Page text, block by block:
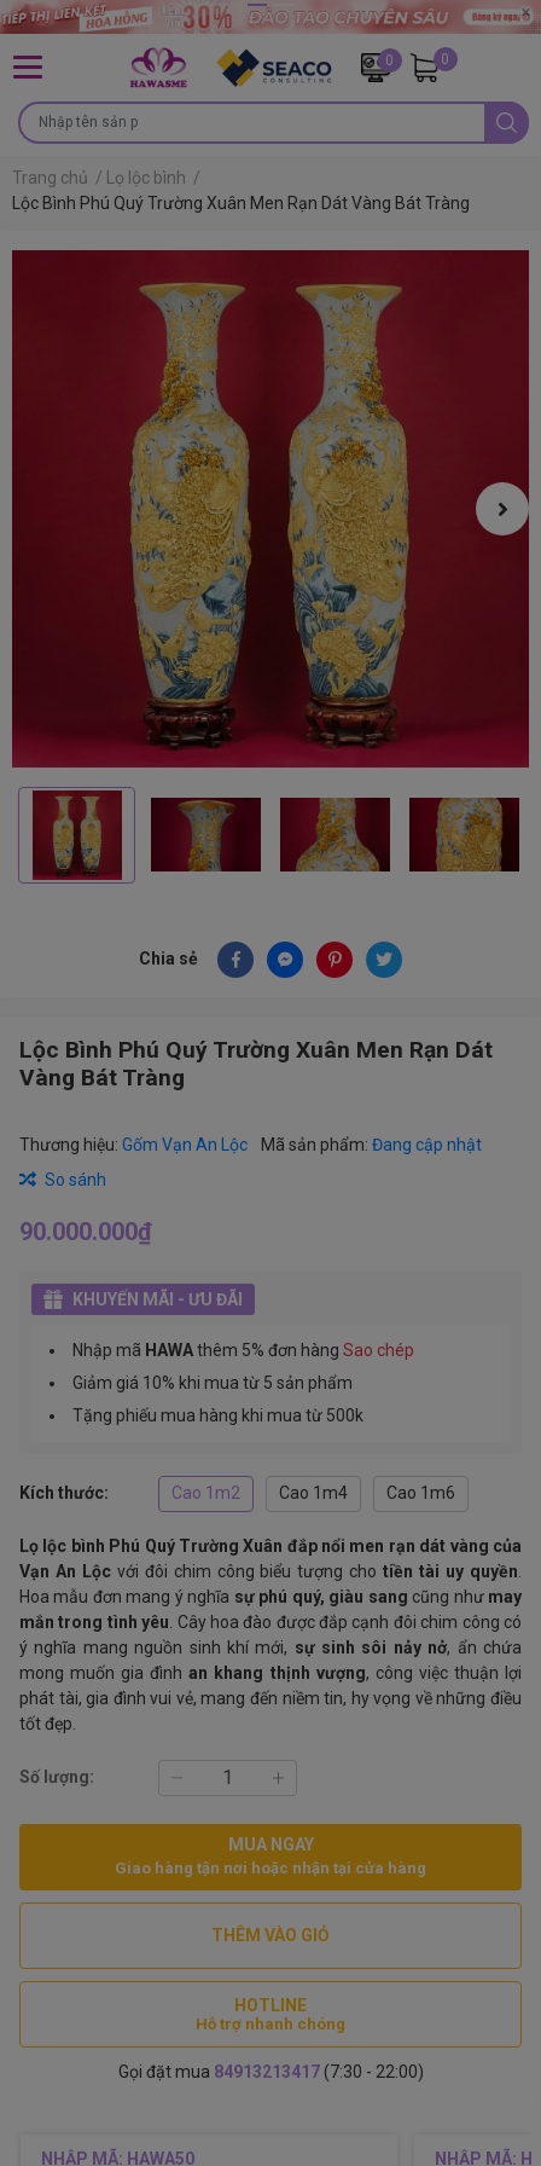
0 0
Trang chủ / Lọ lộc bình /
Lộc Bình Phú Quý Trường Xuân Men Rạn Dát Vàng Bát Tràng
Chia sẻ
Lộc Bình Phú Quý Trường Xuân Men Rạn Dát
Vàng Bát Tràng
Thương hiệu: Gốm Vạn An Lộc Mã sản phẩm: Đang cập nhật
So sánh
90.000.000₫
KHUYẾN MÃI - ƯU ĐÃI
Nhập mã HAWAthêm 5% đơn hàng Sao chép
Giảm giá 10% khi mua từ 5 sản phẩm
Tặng phiếu mua hàng khi mua từ 500k
Kích thước: Cao 1m2 Cao 1m4 Cao 1m6
Lọ lộc bình Phú Quý Trường Xuân đắp nổi men rạn dát vàng của
Vạn An Lộc với đôi chim công biểu tượng chotiền tài uy quyền
Hoa mẫu đơn mang ý nghĩa sự phú quý, giàu sang cũng như may
mắn trong tình yêu . Cây hoa đào được đắp cạnh đôi chim công có
ý nghĩa mang nguồn sinh khí mới, sự sinh sôi nảy nở, ẩn chứa
mong muốn gia đìnhan khang thịnh vượng, công việc thuận lợi
phát tài, gia đình vui vẻ, mang đến niềm tin, hy vọng về những điều
tốt đẹp.
Số lượng:
MUA NGAY
Giao hàng tận nơi hoặc nhận tại cửa hàng
THÊM VÀO GIỎ
HOTLINE
Hỗ trợ nhanh chóng
Gọi đặt mua 84913213417(7:30 - 22:00)
NHẬP MÃ: HAWA50 NHẬP MÃ: